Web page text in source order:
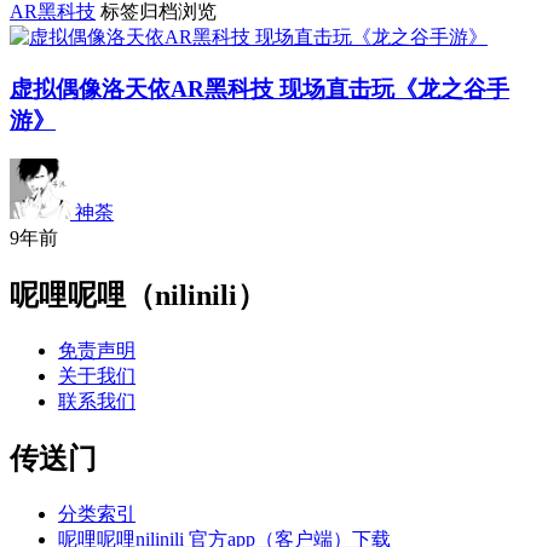
AR黑科技 标签归档浏览
虚拟偶像洛天依AR黑科技 现场直击玩《龙之谷手
游》
神荼
9年前
呢哩呢哩（nilinili）
免责声明
关于我们
联系我们
传送门
分类索引
呢哩呢哩nilinili 官方app（客户端）下载